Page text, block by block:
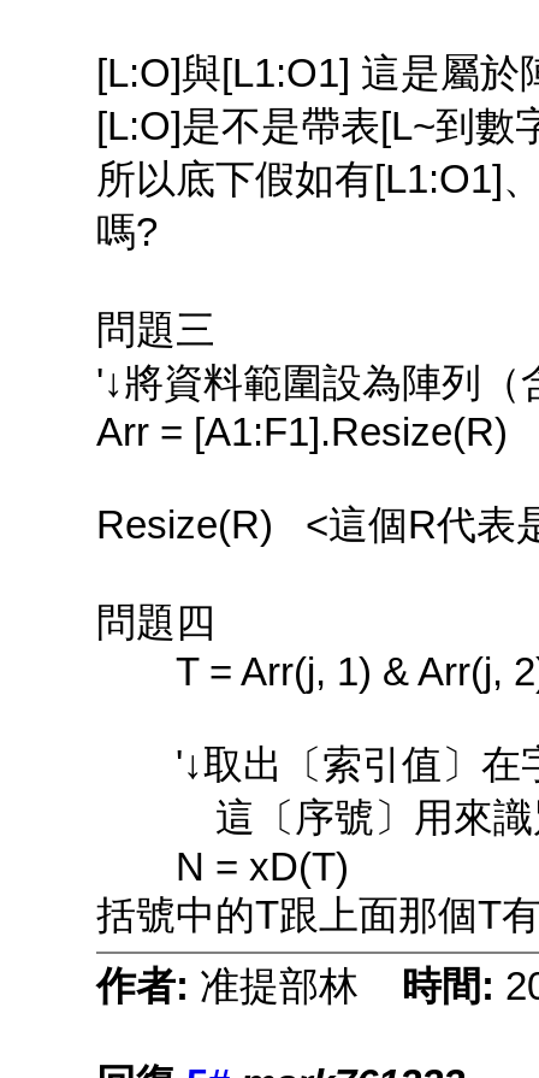
[L:O]與[L1:O1] 這是屬於
[L:O]是不是帶表[L~到數
所以底下假如有[L1:O1]
嗎?
問題三
'↓將資料範圍設為陣列（
Arr = [A1:F1].Resize(R)
Resize(R) <這個R代表
問題四
T = Arr(j, 1) & Arr(j,
'↓取出〔索引值〕在
這〔序號〕用來識別
N = xD(T)
括號中的T跟上面那個T
作者: 准提部林 時間: